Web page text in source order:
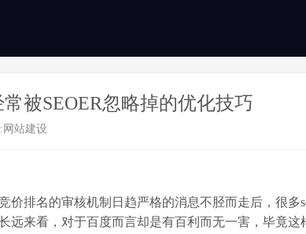
被SEOER忽略掉的优化技巧
网站建设
价排名的审核机制日趋严格的消息不胫而走后，很
远来看，对于百度而言却是有百利而无一害，毕竟